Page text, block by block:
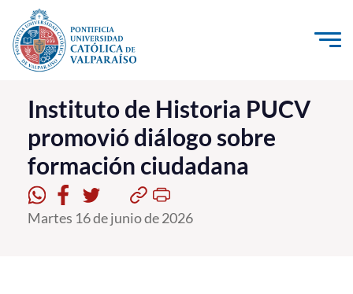
Click acá para ir directamente al contenido
La Universidad
Investigación, Creación e Innovación
PUCV Internacional
Vinculación con el Medio
Instituto de Historia PUCV
promovió diálogo sobre
formación ciudadana
Martes 16 de junio de 2026